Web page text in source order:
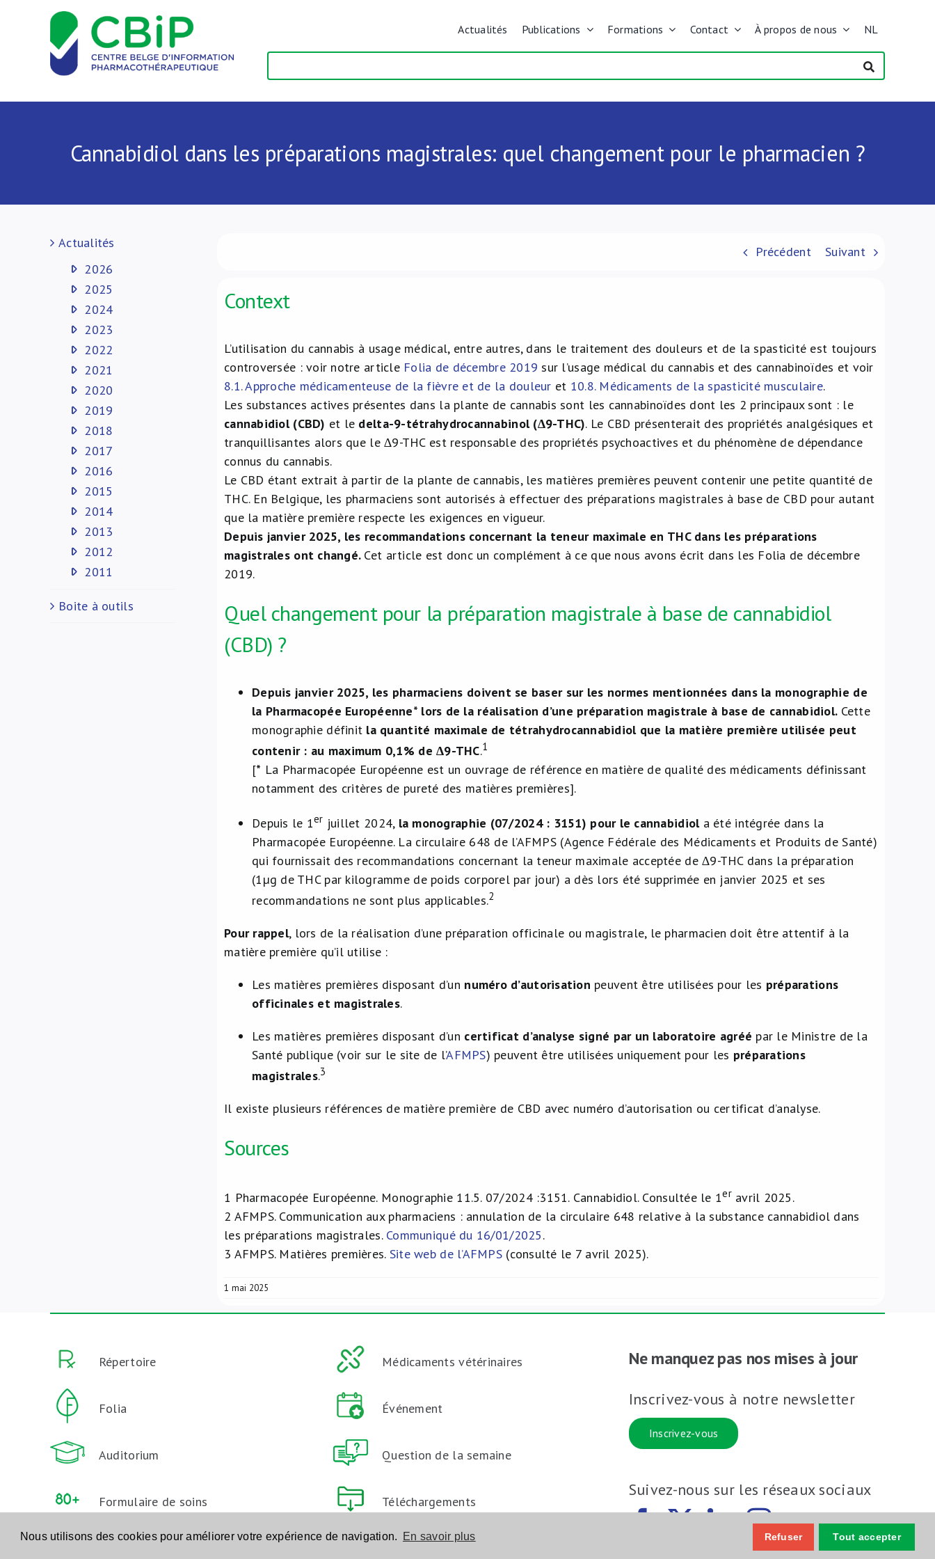
Nous utilisons des cookies pour améliorer votre expérience de navigation. En savoir plus Refuser Tout accepter
Actualités Publications Formations Contact À propos de nous NL
Cannabidiol dans les préparations magistrales: quel changement pour le pharmacien ?
Précédent Suivant
Context
L’utilisation du cannabis à usage médical, entre autres, dans le traitement des douleurs et de la spasticité est toujours
controversée : voir notre article Folia de décembre 2019 sur l’usage médical du cannabis et des cannabinoïdes et voir
8.1. Approche médicamenteuse de la fièvre et de la douleur et 10.8. Médicaments de la spasticité musculaire.
Les substances actives présentes dans la plante de cannabis sont les cannabinoïdes dont les 2 principaux sont : le
cannabidiol (CBD) et le delta-9-tétrahydrocannabinol (∆9-THC). Le CBD présenterait des propriétés analgésiques et
tranquillisantes alors que le ∆9-THC est responsable des propriétés psychoactives et du phénomène de dépendance
connus du cannabis.
Le CBD étant extrait à partir de la plante de cannabis, les matières premières peuvent contenir une petite quantité de
THC. En Belgique, les pharmaciens sont autorisés à effectuer des préparations magistrales à base de CBD pour autant
que la matière première respecte les exigences en vigueur.
Depuis janvier 2025, les recommandations concernant la teneur maximale en THC dans les préparations
magistrales ont changé. Cet article est donc un complément à ce que nous avons écrit dans les Folia de décembre
2019.
Quel changement pour la préparation magistrale à base de cannabidiol
(CBD) ?
Depuis janvier 2025, les pharmaciens doivent se baser sur les normes mentionnées dans la monographie de
la Pharmacopée Européenne* lors de la réalisation d’une préparation magistrale à base de cannabidiol. Cette
monographie définit la quantité maximale de tétrahydrocannabidiol que la matière première utilisée peut
contenir : au maximum 0,1% de∆9-THC.1
[* La Pharmacopée Européenne est un ouvrage de référence en matière de qualité des médicaments définissant
notamment des critères de pureté des matières premières].
Depuis le 1er juillet 2024, la monographie (07/2024 : 3151) pour le cannabidiola été intégrée dans la
Pharmacopée Européenne. La circulaire 648 de l’AFMPS (Agence Fédérale des Médicaments et Produits de Santé)
qui fournissait des recommandations concernant la teneur maximale acceptée de ∆9-THC dans la préparation
(1µg de THC par kilogramme de poids corporel par jour) a dès lors été supprimée en janvier 2025 et ses
recommandations ne sont plus applicables.2
Pour rappel, lors de la réalisation d’une préparation officinale ou magistrale, le pharmacien doit être attentif à la
matière première qu’il utilise :
Les matières premières disposant d’un numéro d’autorisation peuvent être utilisées pour les préparations
officinales et magistrales.
Les matières premières disposant d’un certificat d’analyse signé par un laboratoire agréé par le Ministre de la
Santé publique (voir sur le site de l’AFMPS) peuvent être utilisées uniquement pour les préparations
magistrales.3
Il existe plusieurs références de matière première de CBD avec numéro d’autorisation ou certificat d’analyse.
Sources
1 Pharmacopée Européenne. Monographie 11.5. 07/2024 :3151. Cannabidiol. Consultée le 1eravril 2025.
2 AFMPS. Communication aux pharmaciens : annulation de la circulaire 648 relative à la substance cannabidiol dans
les préparations magistrales. Communiqué du 16/01/2025.
3 AFMPS. Matières premières. Site web de l’AFMPS(consulté le 7 avril 2025).
1 mai 2025
Actualités
2026
2025
2024
2023
2022
2021
2020
2019
2018
2017
2016
2015
2014
2013
2012
2011
Boite à outils
Répertoire Médicaments vétérinaires
Folia Événement
Auditorium Question de la semaine
Formulaire de soins
Téléchargements
Ne manquez pas nos mises à jour
Inscrivez-vous à notre newsletter
Inscrivez-vous
Suivez-nous sur les réseaux sociaux